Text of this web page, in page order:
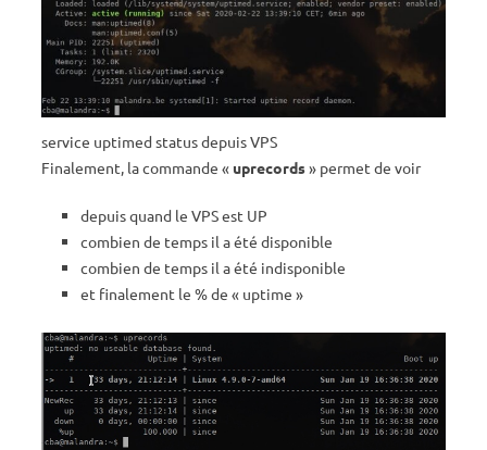
service uptimed status depuis VPS
Finalement, la commande « uprecords» permet de voir
depuis quand le VPS est UP
combien de temps il a été disponible
combien de temps il a été indisponible
et finalement le % de « uptime »